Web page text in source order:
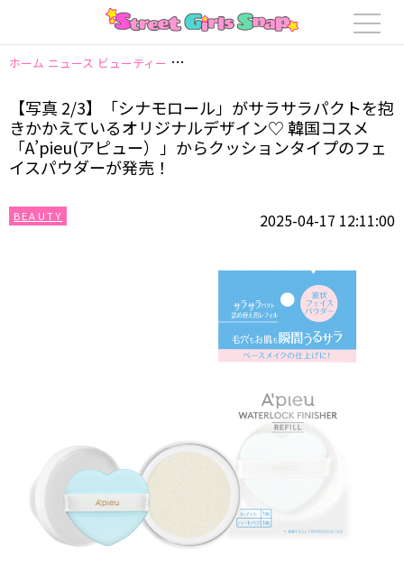
ホーム ニュース ビューティー 【写真 2/3】「シナモロール」がサラサラ
【写真 2/3】「シナモロール」がサラサラパクトを抱
きかかえているオリジナルデザイン♡ 韓国コスメ
「A’pieu(アピュー）」からクッションタイプのフェ
イスパウダーが発売！
BEAUTY 2025-04-17 12:11:00